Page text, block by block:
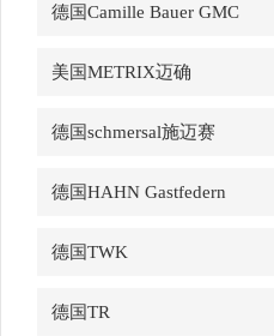
德国Camille Bauer GMC
美国METRIX迈确
德国schmersal施迈赛
德国HAHN Gastfedern
德国TWK
德国TR